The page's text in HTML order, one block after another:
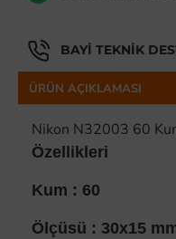
BAYI TEKNIK
ÜRÜN AÇIKLAMASI
Nikon N32003 60
Özellikleri
Kum : 60
Ölçüsü : 30x15